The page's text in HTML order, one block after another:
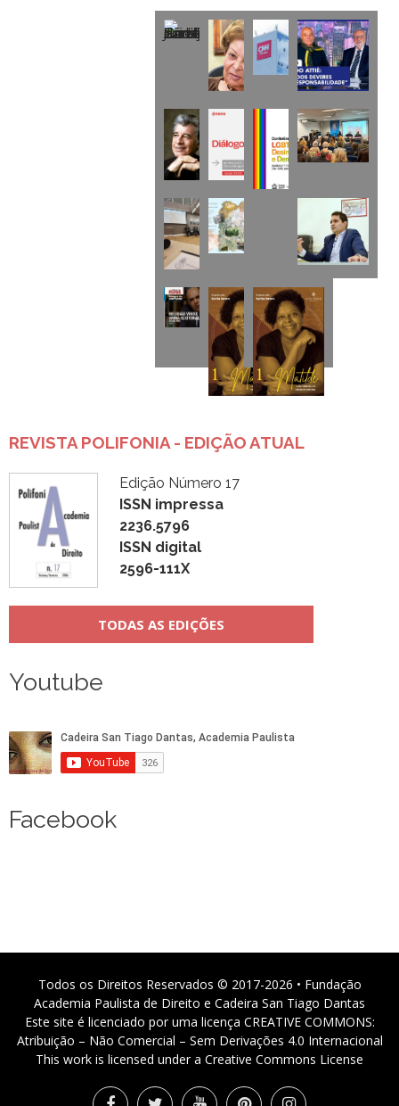
REVISTA POLIFONIA - EDIÇÃO ATUAL
Edição Número 17
ISSN impressa
2236.5796
ISSN digital
2596-111X
TODAS AS EDIÇÕES
Youtube
Facebook
Todos os Direitos Reservados © 2017-2026 • Fundação
Academia Paulista de Direito e Cadeira San Tiago Dantas
Este site é licenciado por uma licença CREATIVE COMMONS:
Atribuição – Não Comercial – Sem Derivações 4.0 Internacional
This work is licensed under a Creative Commons License